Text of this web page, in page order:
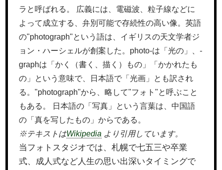
ラと呼ばれる。 広義には、電磁波、粒子線などに
よって成立する、弁別可能で存続性の高い像。英語
の"photograph"という語は、イギリスの天文学者ジ
ョン・ハーシェルが創案した。photo-は「光の」、-
graphは「かく（書く、描く）もの」「かかれたも
の」という意味で、日本語で「光画」とも訳され
る。"photograph"から、略して"フォト"と呼ぶこと
もある。 日本語の「写真」という言葉は、中国語
の「真を写したもの」からである。
※テキストはWikipedia より引用しています。
当フォトスタジオでは、札幌で七五三や卒業
式、成人式など人生の思い出深いタイミングで